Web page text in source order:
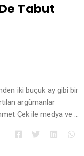
Tabut
iki buçuk ay gibi bir
argümanlar
Çek ile medya ve …